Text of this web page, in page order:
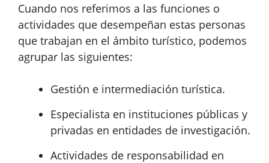
Cuando nos referimos a las funciones o
actividades que desempeñan estas personas
que trabajan en el ámbito turístico, podemos
agrupar las siguientes:
Gestión e intermediación turística.
Especialista en instituciones públicas y
privadas en entidades de investigación.
Actividades de responsabilidad en